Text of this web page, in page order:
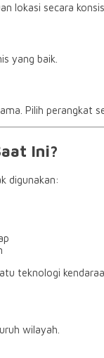
lokasi secara
yang baik.
Pilih perangkat
Ini?
digunakan:
teknologi
wilayah.